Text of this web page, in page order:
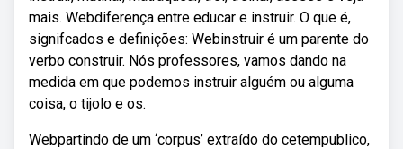
mais. Webdiferença entre educar e instruir. O que é,
signifcados e definições: Webinstruir é um parente do
verbo construir. Nós professores, vamos dando na
medida em que podemos instruir alguém ou alguma
coisa, o tijolo e os.
Webpartindo de um ‘corpus’ extraído do cetempublico,